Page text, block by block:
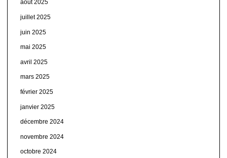
août 2025
juillet 2025
juin 2025
mai 2025
avril 2025
mars 2025
février 2025
janvier 2025
décembre 2024
novembre 2024
octobre 2024